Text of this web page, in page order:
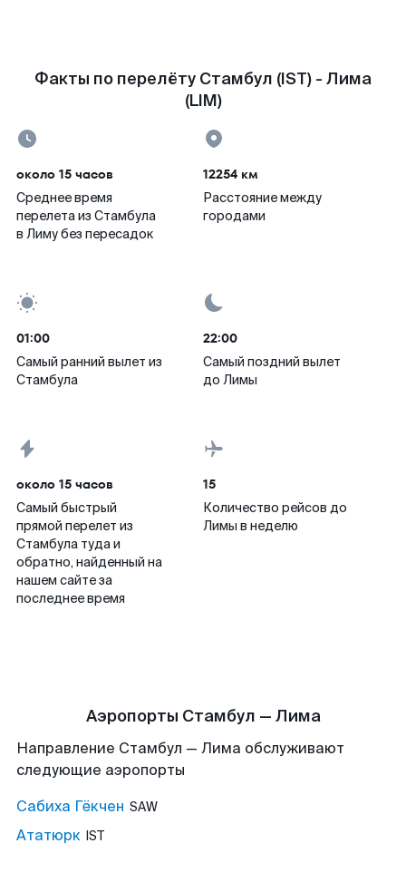
Факты по перелёту Стамбул (IST) - Лима
(LIM)
около 15 часов
Среднее время
перелета из Стамбула
в Лиму без пересадок
12254 км
Расстояние между
городами
01:00
Самый ранний вылет из
Стамбула
22:00
Самый поздний вылет
до Лимы
около 15 часов
Самый быстрый
прямой перелет из
Стамбула туда и
обратно, найденный на
нашем сайте за
последнее время
15
Количество рейсов до
Лимы в неделю
Аэропорты Стамбул — Лима
Направление Стамбул — Лима обслуживают
следующие аэропорты
Сабиха Гёкчен SAW
Ататюрк IST